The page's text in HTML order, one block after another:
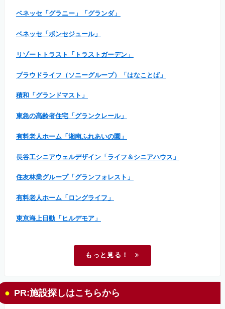
ベネッセ「グラニー」「グランダ」
ベネッセ「ボンセジュール」
リゾートトラスト「トラストガーデン」
プラウドライフ（ソニーグループ）「はなことば」
積和「グランドマスト」
東急の高齢者住宅「グランクレール」
有料老人ホーム「湘南ふれあいの園」
長谷工シニアウェルデザイン「ライフ＆シニアハウス」
住友林業グループ「グランフォレスト」
有料老人ホーム「ロングライフ」
東京海上日動「ヒルデモア」
もっと見る！
PR:施設探しはこちらから